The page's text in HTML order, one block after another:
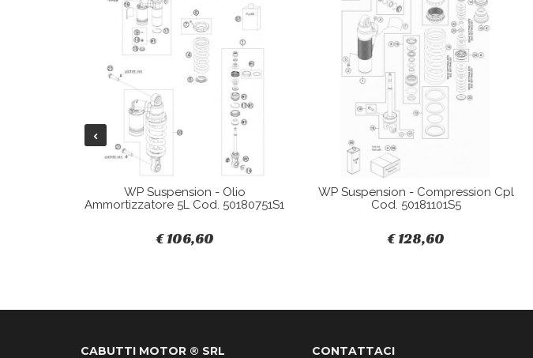
WP Suspension - Olio
Ammortizzatore 5L Cod. 50180751S1
€ 106,60
WP Suspension - Compression Cpl
Cod. 50181101S5
€ 128,60
CABUTTI MOTOR ® SRL CONTATTACI